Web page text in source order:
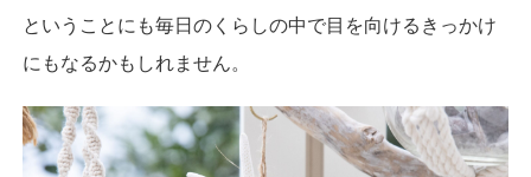
ということにも毎日のくらしの中で目を向けるきっかけ
にもなるかもしれません。